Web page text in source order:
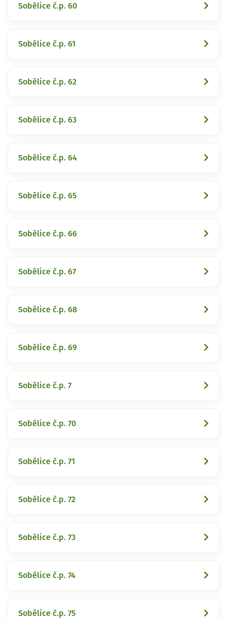
Sobělice č.p. 60
Sobělice č.p. 61
Sobělice č.p. 62
Sobělice č.p. 63
Sobělice č.p. 64
Sobělice č.p. 65
Sobělice č.p. 66
Sobělice č.p. 67
Sobělice č.p. 68
Sobělice č.p. 69
Sobělice č.p. 7
Sobělice č.p. 70
Sobělice č.p. 71
Sobělice č.p. 72
Sobělice č.p. 73
Sobělice č.p. 74
Sobělice č.p. 75